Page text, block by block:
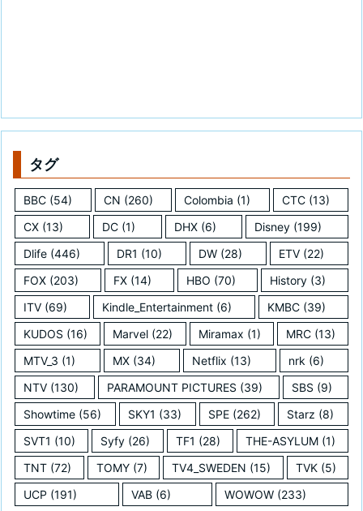
タグ
BBC (54) CN (260) Colombia (1) CTC(13)
CX (13) DC(1) DHX(6) Disney (199)
Dlife (446) DR1 (10) DW (28) ETV (22)
FOX (203) FX(14) HBO (70) History (3)
ITV (69) Kindle_Entertainment (6) KMBC(39)
KUDOS (16) Marvel (22) Miramax (1) MRC(13)
MTV_3 (1) MX(34) Netflix (13) nrk (6)
NTV (130) PARAMOUNT PICTURES (39) SBS (9)
Showtime (56) SKY1 (33) SPE(262) Starz (8)
SVT1 (10) Syfy (26) TF1 (28) THE-ASYLUM(1)
TNT (72) TOMY(7) TV4_SWEDEN (15) TVK(5)
UCP (191) VAB(6) WOWOW (233)